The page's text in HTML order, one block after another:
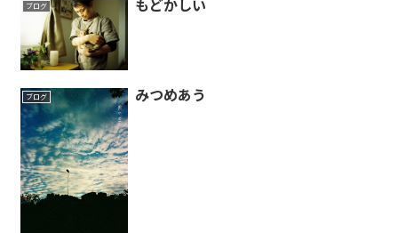
ブログ
ブログ みつめあう